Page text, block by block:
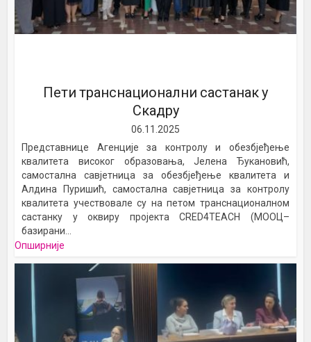
Пети транснационални састанак у
Скадру
06.11.2025
Представнице Агенције за контролу и обезбјеђење
квалитета високог образовања, Јелена Ђукановић,
самостална савјетница за обезбјеђење квалитета и
Алдина Пуришић, самостална савјетница за контролу
квалитета учествовале су на петом транснационалном
састанку у оквиру пројекта CRED4TEACH (МООЦ–
базирани...
Опширније